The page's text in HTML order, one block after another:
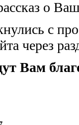
о
с
через
Вам